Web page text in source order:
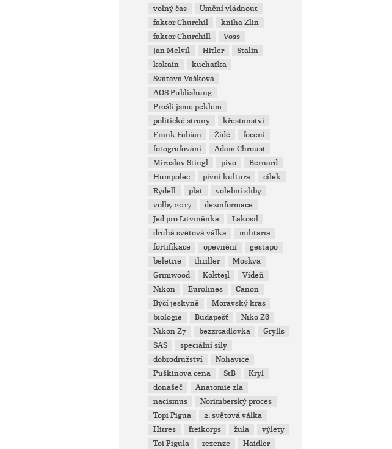
volný čas
Umění vládnout
faktor Churchil
kniha Zlín
faktor Churchill
Voss
Jan Melvil
Hitler
Stalin
kokain
kuchařka
Svatava Vašková
AOS Publishung
Prošli jsme peklem
politické strany
křesťanství
Frank Fabian
Židé
focení
fotografování
Adam Chroust
Miroslav Stingl
pivo
Bernard
Humpolec
pivní kultura
cílek
Rydell
plat
volební sliby
volby 2017
dezinformace
Jed pro Litviněnka
Lakosil
druhá světová válka
militaria
fortifikace
opevnění
gestapo
beletrie
thriller
Moskva
Grimwood
Koktejl
Vídeň
Nikon
Eurolines
Canon
Býčí jeskyně
Moravský kras
biologie
Budapešť
Niko Z6
Nikon Z7
bezzrcadlovka
Grylls
SAS
speciální síly
dobrodružství
Nohavice
Puškinova cena
StB
Kryl
donašeč
Anatomie zla
nacismus
Norimberský proces
Topi Pigua
2. světová válka
Hitres
freikorps žula
výlety
Toi Pigula
rezenze
Haidler